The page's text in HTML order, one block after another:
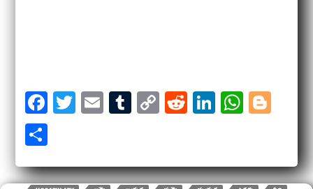
Fa
ce
ok
T
wi
er
E
m
Tu
m
r
Co
py
nk
Re
dd
Li
nk
In
W
ha
A r
ar
e